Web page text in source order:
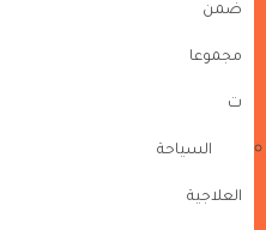
ضمن
مجموعا
ت
السياحة
العلاجية